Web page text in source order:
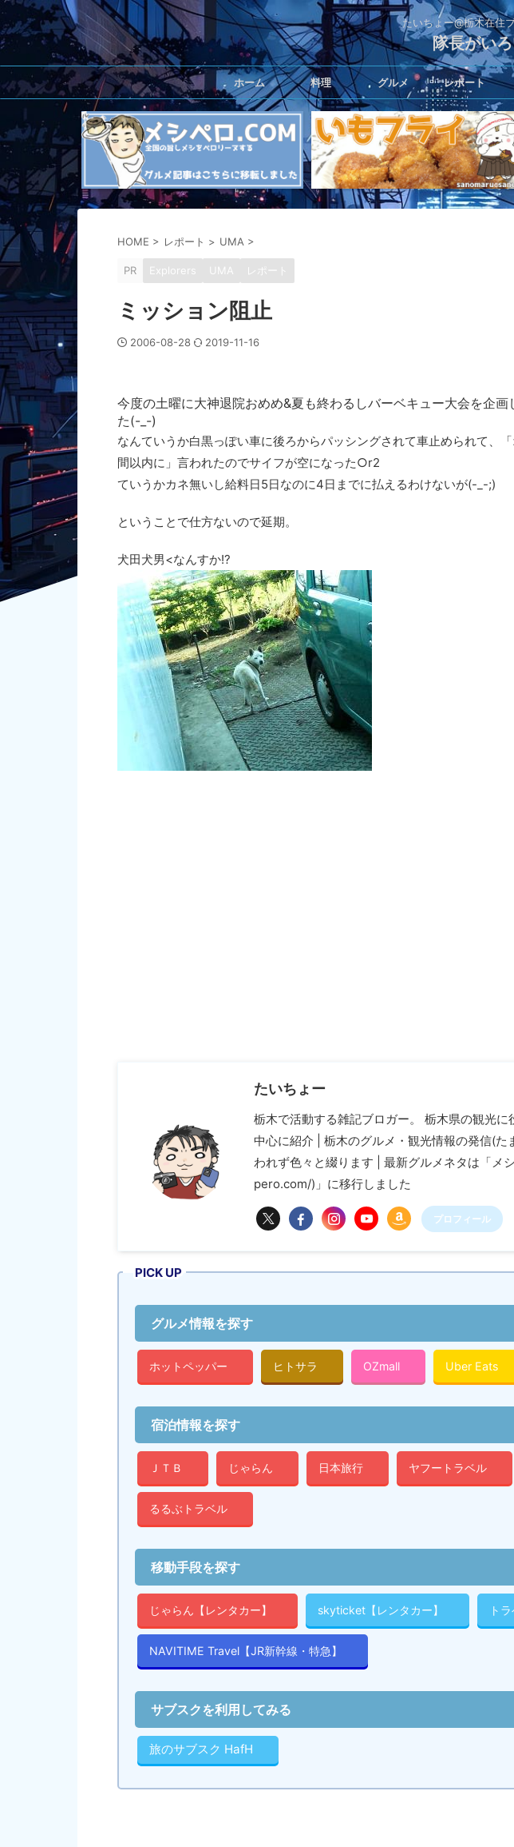
たいちょー@栃木在住
隊長がい
ホーム 料理 グルメ レポート
HOME > レポート > UMA >
PR Explorers UMA レポート
ミッション阻止
2006-08-28 2019-11-16
今度の土曜に大神退院おめめ&夏も終わるしバーベキュー大会を企
た(-_-)
なんていうか白黒っぽい車に後ろからパッシングされて車止められて、
間以内に」言われたのでサイフが空になった○r2
ていうかカネ無いし給料日5日なのに4日までに払えるわけないが(-_-;)
ということで仕方ないので延期。
犬田犬男<なんすか!?
たいちょー
栃木で活動する雑記ブロガー。 栃木県の観光
中心に紹介 | 栃木のグルメ・観光情報の発信(た
われず色々と綴ります | 最新グルメネタは「メ
pero.com/)」に移行しました
プロフィール
PICK UP
グルメ情報を探す
ホットペッパー ヒトサラ OZmall Uber Eats
宿泊情報を探す
ＪＴＢ じゃらん 日本旅行 ヤフートラベル
るるぶトラベル
移動手段を探す
じゃらん【レンタカー】 skyticket【レンタカー】 ト
NAVITIME Travel【JR新幹線・特急】
サブスクを利用してみる
旅のサブスク HafH